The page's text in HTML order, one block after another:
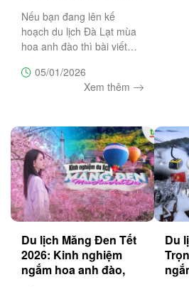
Nếu bạn đang lên kế
hoạch du lịch Đà Lạt mùa
hoa anh đào thì bài viết
thể bỏ lỡ, bật mí top 20 địa
điểm săn hoa anh đào đẹp
05/01/2026
Xem thêm
Du lịch Măng Đen Tết
2026: Kinh nghiệm
ngắm hoa anh đào,
Du